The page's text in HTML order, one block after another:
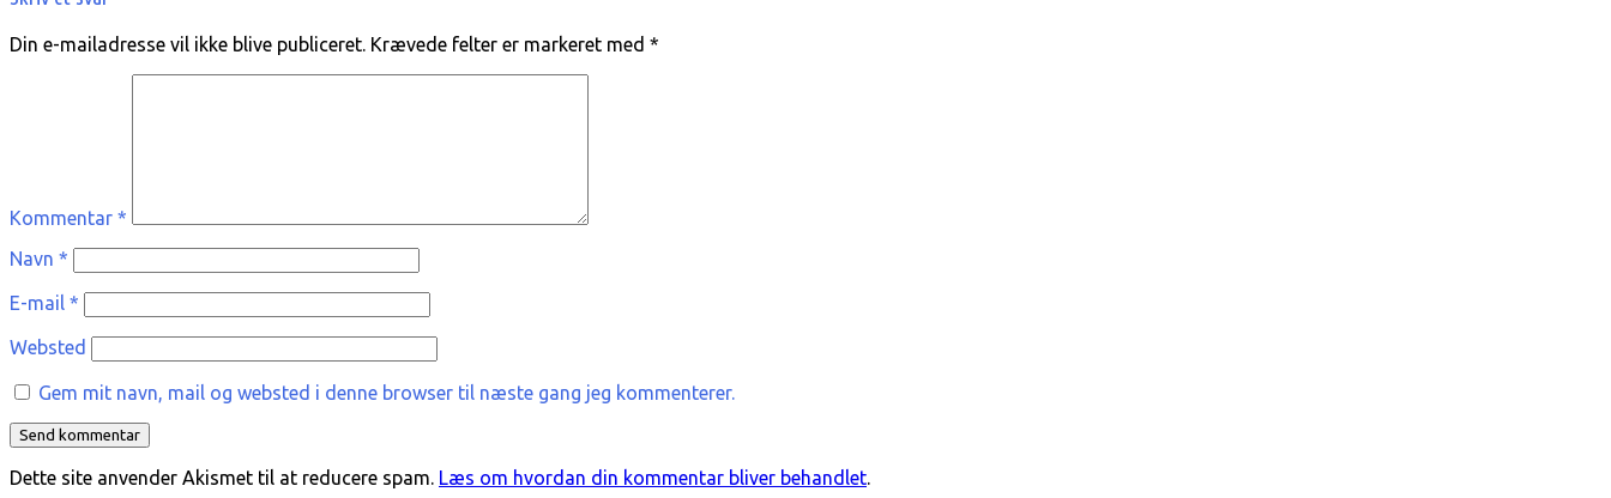
Din e-mailadresse vil ikke blive publiceret. Krævede felter er markeret med *
Kommentar *
Navn *
E-mail *
Websted
Gem mit navn, mail og websted i denne browser til næste gang jeg kommenterer.
Dette site anvender Akismet til at reducere spam. Læs om hvordan din kommentar bliver behandlet.